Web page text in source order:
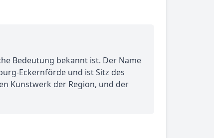
Bedeutung bekannt ist. Der Name
Eckernförde und ist Sitz des
Kunstwerk der Region, und der